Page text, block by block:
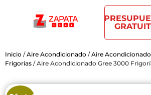
Inicio /Aire Acondicionado /Aire
Frigorias / Aire Acondicionado Gree 3000